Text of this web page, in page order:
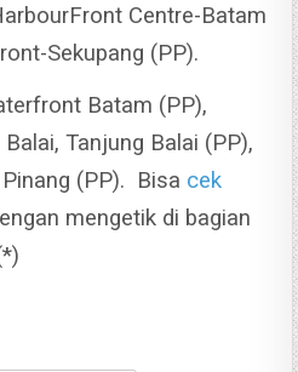
Centre-Batam
Sekupang (PP).
Batam (PP),
Tanjung Balai (PP),
(PP). Bisa cek
mengetik di bagian